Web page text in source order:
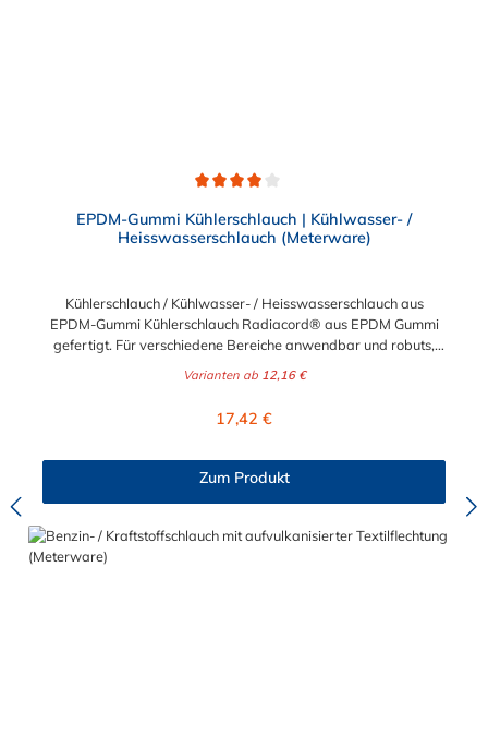
EPDM-Gummi Kühlerschlauch | Kühlwasser- /
Heisswasserschlauch (Meterware)
Kühlerschlauch / Kühlwasser- / Heisswasserschlauch aus
EPDM-Gummi Kühlerschlauch Radiacord® aus EPDM Gummi
gefertigt. Für verschiedene Bereiche anwendbar und robuts,
Radiatorschlauch. Der Kühlerschlauch ist Meterware und somit
und Korrosionsschutzmittel. Werkstoffe des
schwarz, glatt, ab DN 28 stoffgemustert, hitze-, alterungs- und
witterungsbeständig in Anlehnung an DIN
73411Temperaturbereich:-40°C bis +125°C (Innen-Ø > 50mm:
-40°C bis +100°C), kurzzeitig bis +140°CBetriebsdruck:6 bar,
Berstdruck: 18 bar (Innen-Ø > 50 mm: 3 bar, Berstdruck: 9 bar)
Varianten ab12,16 €
Regulärer Preis:
17,42 €
Zum Produkt